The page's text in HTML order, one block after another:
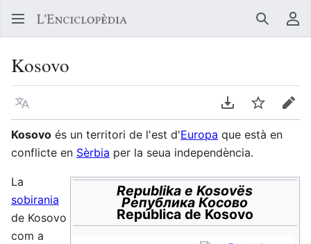
Buscar
Kosovo
Llegir en un atre idioma Descarregar en
Vigilar
Kosovo és un territori de l'est d'Europa que està en
conflicte en Sèrbia per la seua independència.
Republika e Kosovës
Република Косово
República de Kosovo
La
sobirania
de Kosovo
com a